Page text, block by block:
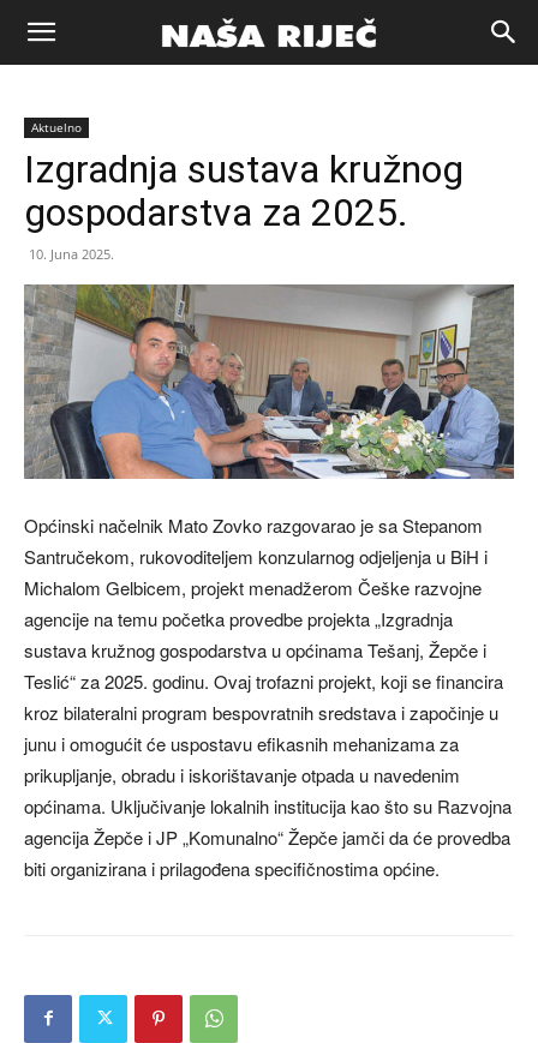
Naša
riječ
Zenica
Aktuelno
Izgradnja sustava kružnog
gospodarstva za 2025.
10. Juna 2025.
Općinski načelnik Mato Zovko razgovarao je sa Stepanom
Santručekom, rukovoditeljem konzularnog odjeljenja u BiH i
Michalom Gelbicem, projekt menadžerom Češke razvojne
agencije na temu početka provedbe projekta „Izgradnja
sustava kružnog gospodarstva u općinama Tešanj, Žepče i
Teslić“ za 2025. godinu. Ovaj trofazni projekt, koji se financira
kroz bilateralni program bespovratnih sredstava i započinje u
junu i omogućit će uspostavu efikasnih mehanizama za
prikupljanje, obradu i iskorištavanje otpada u navedenim
općinama. Uključivanje lokalnih institucija kao što su Razvojna
agencija Žepče i JP „Komunalno“ Žepče jamči da će provedba
biti organizirana i prilagođena specifičnostima općine.